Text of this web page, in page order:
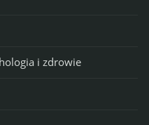
i zdrowie